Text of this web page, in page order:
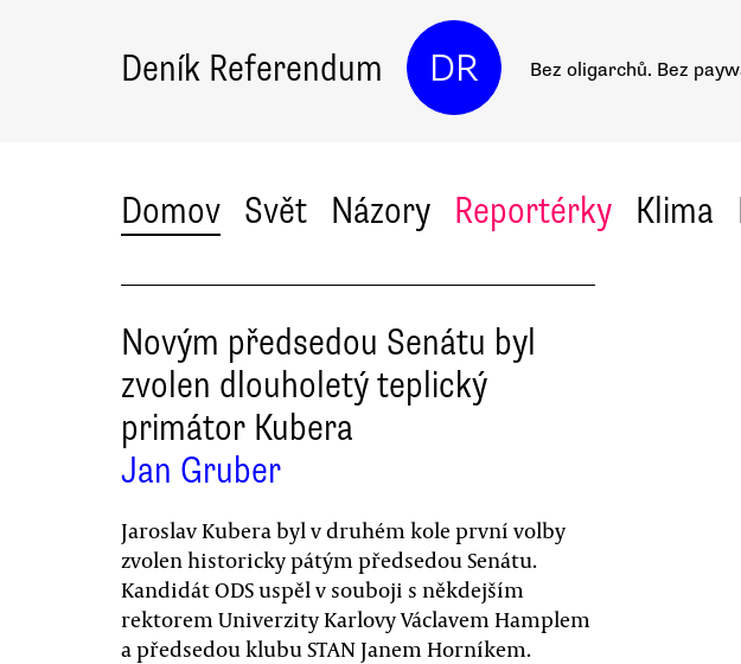
Deník Referendum DR Bez oligarchů. Bez
Domov Svět Názory Reportérky Klima
Novým předsedou Senátu byl
zvolen dlouholetý teplický
primátor Kubera
Jan Gruber
Jaroslav Kubera byl v druhém kole první volby
zvolen historicky pátým předsedou Senátu.
Kandidát ODS uspěl v souboji s někdejším
rektorem Univerzity Karlovy Václavem Hamplem
a předsedou klubu STAN Janem Horníkem.